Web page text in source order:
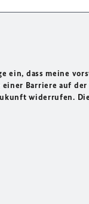
ein, dass meine
einer Barriere auf
widerrufen.